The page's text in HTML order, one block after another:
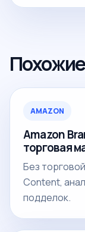
AMAZON
Amazon
торговая
Без
Content,
подделок.